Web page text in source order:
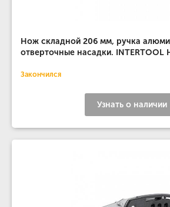
Нож складной 206 мм, ручка
отверточные насадки. INTERTOOL
Закончился
Узнать о наличии